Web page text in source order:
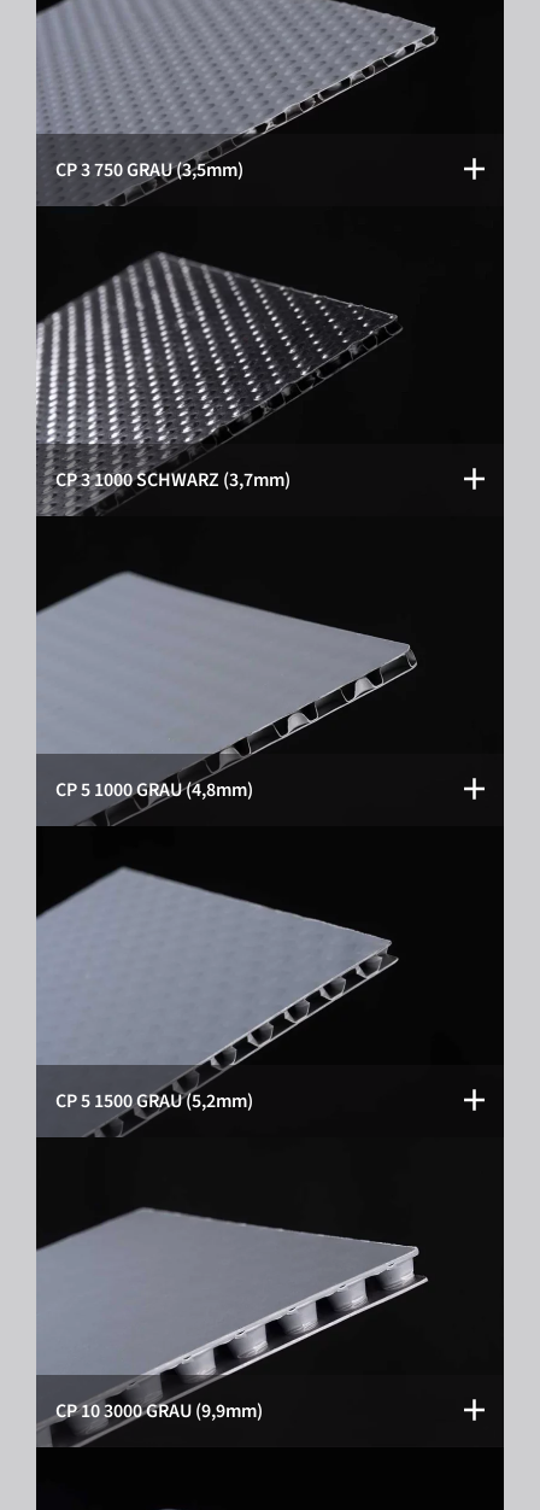
CP 3 750 GRAU (3,5mm)
CP 3 1000 SCHWARZ (3,7mm)
CP 5 1000 GRAU (4,8mm)
CP 5 1500 GRAU (5,2mm)
CP 10 3000 GRAU (9,9mm)